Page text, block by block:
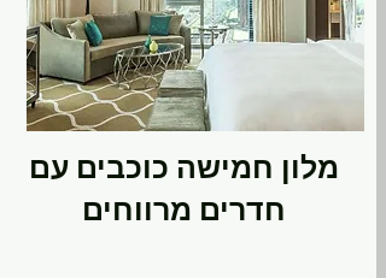
מלון חמישה כוכבים עם
חדרים מרווחים